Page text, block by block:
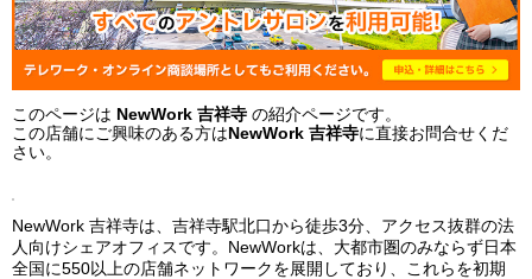
このページは NewWork 吉祥寺 の紹介ページです。
この店舗にご興味のある方はNewWork 吉祥寺に直接お問合せくだ
さい。
NewWork 吉祥寺は、吉祥寺駅北口から徒歩3分、アクセス抜群の法
人向けシェアオフィスです。NewWorkは、大都市圏のみならず日本
全国に550以上の店舗ネットワークを展開しており、これらを初期